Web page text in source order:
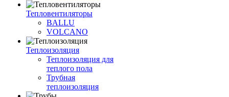
Тепловентиляторы
BALLU
VOLCANO
Теплоизоляция
Теплоизоляция для
теплого пола
Трубная
теплоизоляция